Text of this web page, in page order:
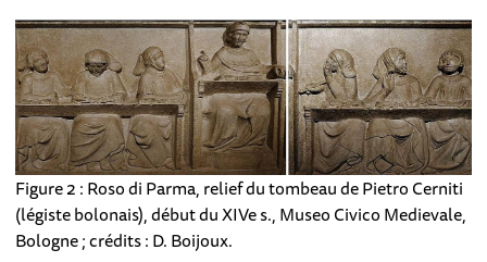
Figure 2 : Roso di Parma, relief du tombeau de Pietro Cerniti
(légiste bolonais), début du XIVe s., Museo Civico Medievale,
Bologne ; crédits : D. Boijoux.